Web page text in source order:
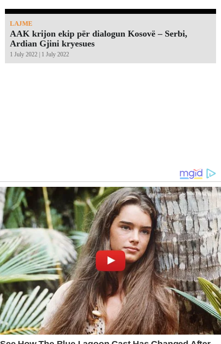
LAJME
AAK krijon ekip për dialogun Kosovë – Serbi,
Ardian Gjini kryesues
1 July 2022 | 1 July 2022